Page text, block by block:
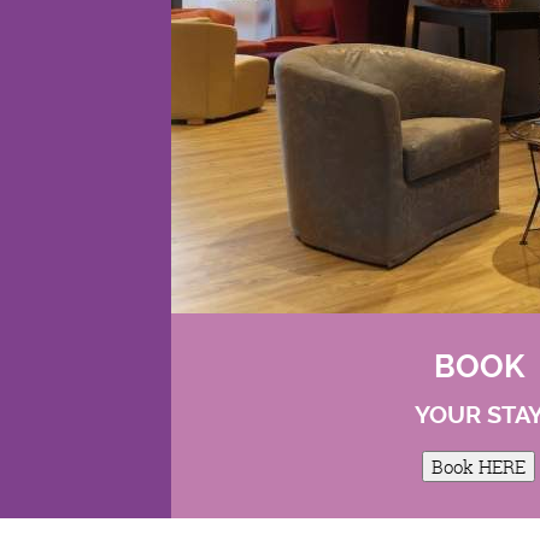
BOOK
YOUR
Book HERE